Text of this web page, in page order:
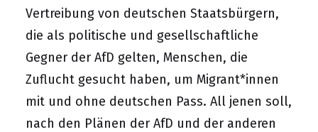
Vertreibung von deutschen Staatsbürgern,
die als politische und gesellschaftliche
Gegner der AfD gelten, Menschen, die
Zuflucht gesucht haben, um Migrant*innen
mit und ohne deutschen Pass. All jenen soll,
nach den Plänen der AfD und der anderen